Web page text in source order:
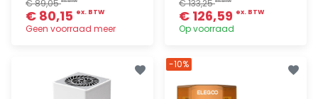
€ 89,05
€ 80,15 ex. BTW
Geen voorraad meer
€ 133,25
€ 126,59 ex. BTW
Op voorraad
-10%